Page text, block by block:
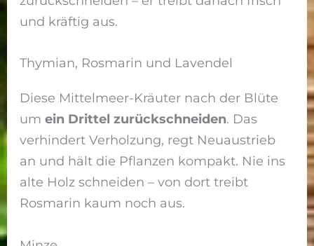
und kräftig aus.
Thymian, Rosmarin und Lavendel
Diese Mittelmeer-Kräuter nach der Blüte
umein Drittel zurückschneiden. Das
verhindert Verholzung, regt Neuaustrieb
an und hält die Pflanzen kompakt. Nie ins
alte Holz schneiden – von dort treibt
Rosmarin kaum noch aus.